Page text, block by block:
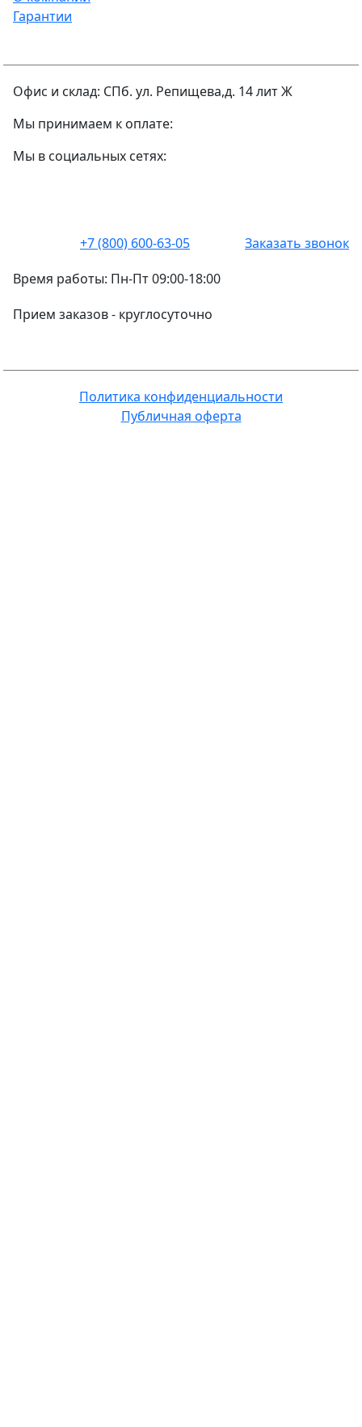
Гарантии
Офис и склад: СПб. ул. Репищева,д. 14 лит Ж
Мы принимаем к оплате:
Мы в социальных сетях:
+7 (800) 600-63-05
Заказать звонок
Время работы: Пн-Пт 09:00-18:00
Прием заказов - круглосуточно
Политика конфиденциальности
Публичная оферта